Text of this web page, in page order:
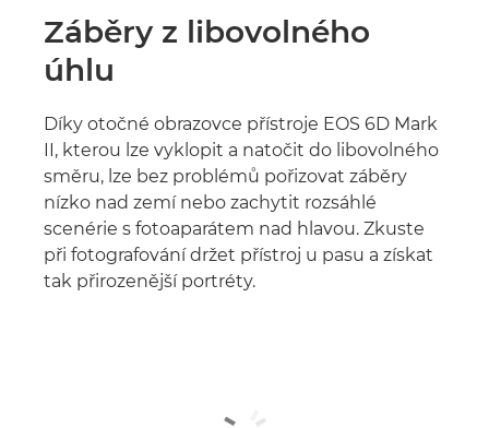
Záběry z libovolného
úhlu
Díky otočné obrazovce přístroje EOS 6D Mark
II, kterou lze vyklopit a natočit do libovolného
směru, lze bez problémů pořizovat záběry
nízko nad zemí nebo zachytit rozsáhlé
scenérie s fotoaparátem nad hlavou. Zkuste
při fotografování držet přístroj u pasu a získat
tak přirozenější portréty.